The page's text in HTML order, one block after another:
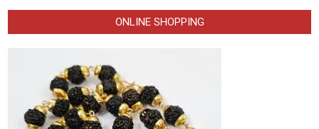
ONLINE SHOPPING